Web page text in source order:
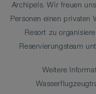
Archipels. Wir freuen
Personen einen privaten
Resort zu
Reservierungsteam
Weitere